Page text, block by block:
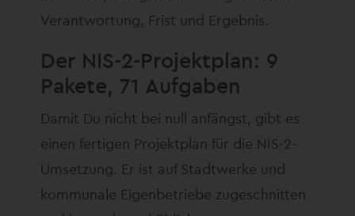
Verantwortung, Frist und Ergebnis.
Der NIS-2-Projektplan: 9
Pakete, 71 Aufgaben
Damit Du nicht bei null anfängst, gibt es
einen fertigen Projektplan für die NIS-2-
Umsetzung. Er ist auf Stadtwerke und
kommunale Eigenbetriebe zugeschnitten